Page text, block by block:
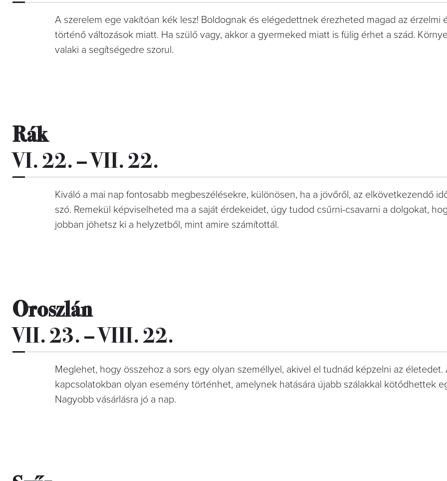
A szerelem ege vakítóan kék lesz! Boldognak és elégedettnek érezheted magad az érzelmi
történő változások miatt. Ha szülő vagy, akkor a gyermeked miatt is fülig érhet a szád.
valaki a segítségedre szorul.
Rák
VI. 22. – VII. 22.
Kiváló a mai nap fontosabb megbeszélésekre, különösen, ha a jövőről, az elkövetkezendő
szó. Remekül képviselheted ma a saját érdekeidet, úgy tudod csűrni-csavarni a dolgokat,
jobban jöhetsz ki a helyzetből, mint amire számítottál.
Oroszlán
VII. 23. – VIII. 22.
Meglehet, hogy összehoz a sors egy olyan személlyel, akivel el tudnád képzelni az életedet.
kapcsolatokban olyan esemény történhet, amelynek hatására újabb szálakkal kötődhettek
Nagyobb vásárlásra jó a nap.